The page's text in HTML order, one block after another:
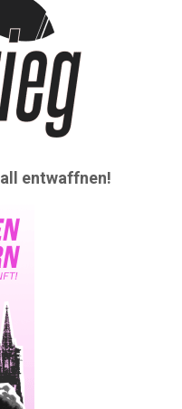
entwaffnen!